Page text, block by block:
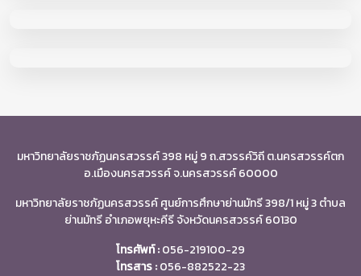
มหาวิทยาลัยราชภัฏนครสวรรค์ 398 หมู่ 9 ถ.สวรรค์วิถี ต.นครสวรรค์ตก
อ.เมืองนครสวรรค์ จ.นครสวรรค์ 60000
มหาวิทยาลัยราชภัฏนครสวรรค์ ศูนย์การศึกษาย่านมัทรี 398/1 หมู่ 3 ตำบล
ย่านมัทรี อำเภอพยุหะคีรี จังหวัดนครสวรรค์ 60130
โทรศัพท์ :056-219100-29
โทรสาร :056-882522-23